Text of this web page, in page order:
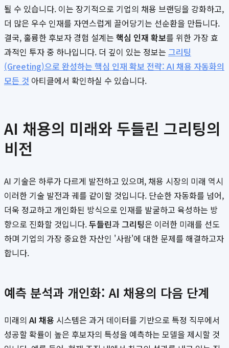
될 수 있습니다. 이는 장기적으로 기업의 채용 브랜딩을 강화하고,
더 많은 우수 인재를 자연스럽게 끌어당기는 선순환을 만듭니다.
결국, 훌륭한 후보자 경험 설계는 핵심 인재 확보를 위한 가장 효
과적인 투자 중 하나입니다. 더 깊이 있는 정보는 그리팅
(Greeting)으로 완성하는 핵심 인재 확보 전략: AI 채용 자동화의
모든 것 아티클에서 확인하실 수 있습니다.
AI 채용의 미래와 두들린 그리팅의
비전
AI 기술은 하루가 다르게 발전하고 있으며, 채용 시장의 미래 역시
이러한 기술 발전과 궤를 같이할 것입니다. 단순한 자동화를 넘어,
더욱 정교하고 개인화된 방식으로 인재를 발굴하고 육성하는 방
향으로 진화할 것입니다.두들린과그리팅은 이러한 미래를 선도
하며 기업의 가장 중요한 자산인 '사람'에 대한 문제를 해결하고자
합니다.
예측 분석과 개인화: AI 채용의 다음 단계
미래의AI 채용 시스템은 과거 데이터를 기반으로 특정 직무에서
성공할 확률이 높은 후보자의 특성을 예측하는 모델을 제시할 것